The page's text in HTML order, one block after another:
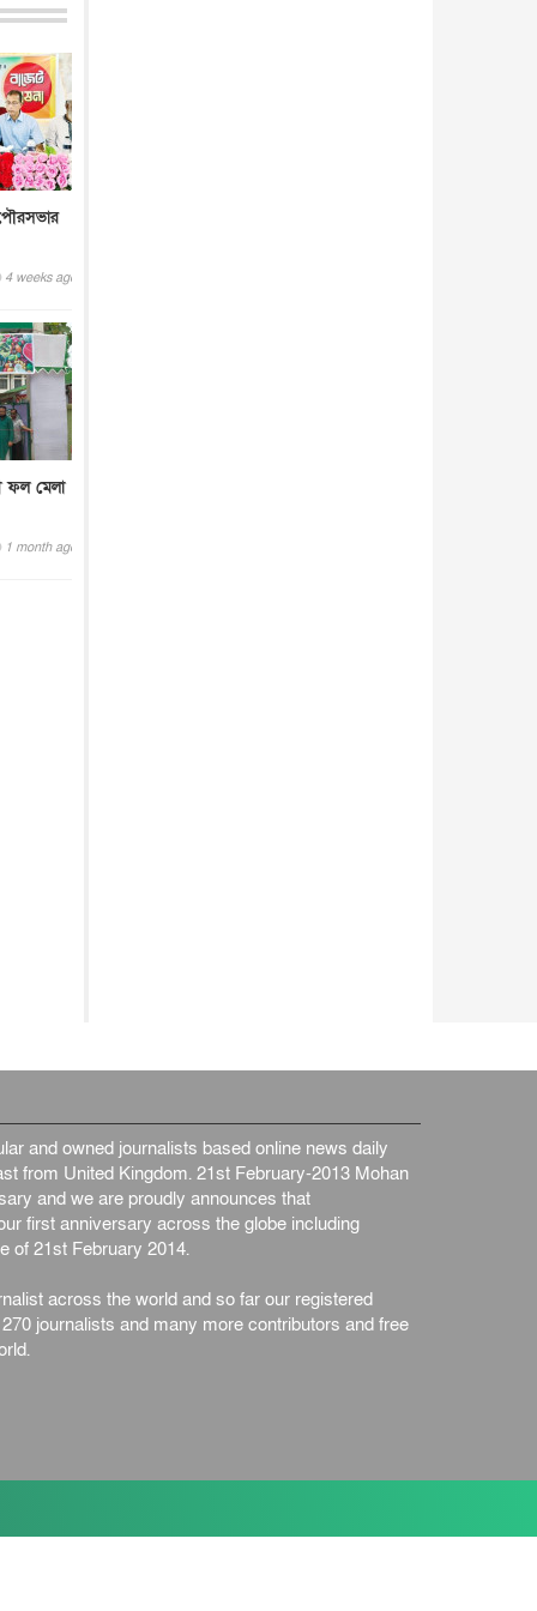
4 weeks ago
ফল মেলা
1 month ago
and owned journalists based online news daily
from United Kingdom. 21st February-2013 Mohan
and we are proudly announces that
first anniversary across the globe including
of 21st February 2014.
across the world and so far our registered
journalists and many more contributors and free